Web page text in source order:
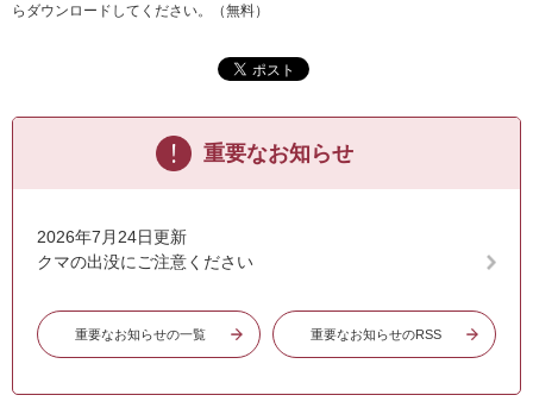
らダウンロードしてください。（無料）
重要なお知らせ
2026年7月24日更新
クマの出没にご注意ください
重要なお知らせの一覧 重要なお知らせのRSS